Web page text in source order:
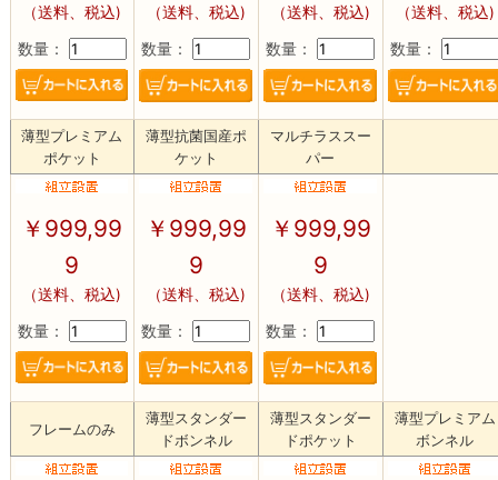
（送料、税込)
数量：
（送料、税込)
数量：
（送料、税込)
数量：
（送料、税込)
数量：
薄型プレミアム
ポケット
薄型抗菌国産ポ
ケット
マルチラススー
パー
￥ 999,99
9
（送料、税込)
数量：
￥ 999,99
9
（送料、税込)
数量：
￥ 999,99
9
（送料、税込)
数量：
フレームのみ
薄型スタンダー
ドボンネル
薄型スタンダー
ドポケット
薄型プレミアム
ボンネル